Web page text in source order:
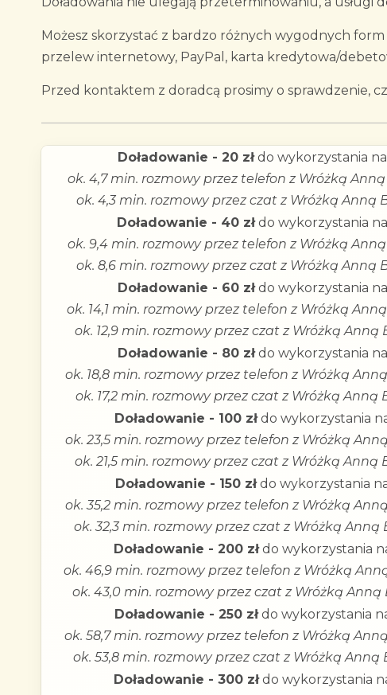
Możesz skorzystać z bardzo różnych wygodnych form
przelew internetowy, PayPal, karta kredytowa/
Przed kontaktem z doradcą prosimy o sprawdzenie,
Doładowanie - 20 złdo wykorzystania na
ok. 4,7 min. rozmowy przez telefon z Wróżką
ok. 4,3 min. rozmowy przez czat z Wróżką Anną
Doładowanie - 40 złdo wykorzystania
ok. 9,4 min. rozmowy przez telefon z Wróżką
ok. 8,6 min. rozmowy przez czat z Wróżką Anną
Doładowanie - 60 złdo wykorzystania
ok. 14,1 min. rozmowy przez telefon z Wróżką
ok. 12,9 min. rozmowy przez czat z Wróżką Anną
Doładowanie - 80 złdo wykorzystania
ok. 18,8 min. rozmowy przez telefon z Wróżką
ok. 17,2 min. rozmowy przez czat z Wróżką Anną
Doładowanie - 100 złdo wykorzystania
ok. 23,5 min. rozmowy przez telefon z Wróżką
ok. 21,5 min. rozmowy przez czat z Wróżką Anną
Doładowanie - 150 złdo wykorzystania
ok. 35,2 min. rozmowy przez telefon z Wróżką
ok. 32,3 min. rozmowy przez czat z Wróżką Anną
Doładowanie - 200 złdo wykorzystania
ok. 46,9 min. rozmowy przez telefon z Wróżką
ok. 43,0 min. rozmowy przez czat z Wróżką Anną
Doładowanie - 250 złdo wykorzystania
ok. 58,7 min. rozmowy przez telefon z Wróżką
ok. 53,8 min. rozmowy przez czat z Wróżką Anną
Doładowanie - 300 złdo wykorzystania